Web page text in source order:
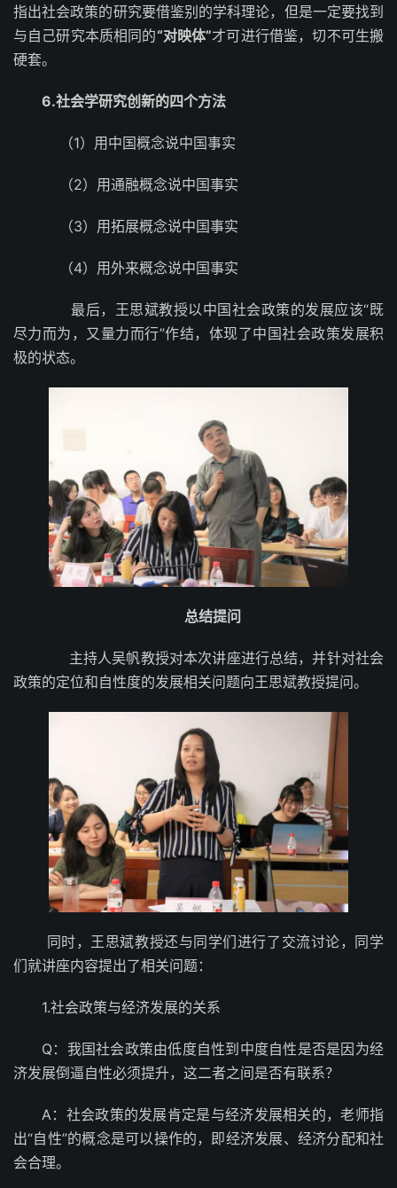
指出社会政策的研究要借鉴别的学科理论，但是一定要找到
与自己研究本质相同的“对映体”才可进行借鉴，切不可生搬
硬套。
6.社会学研究创新的四个方法
（1）用中国概念说中国事实
（2）用通融概念说中国事实
（3）用拓展概念说中国事实
（4）用外来概念说中国事实
最后，王思斌教授以中国社会政策的发展应该“既
尽力而为，又量力而行”作结，体现了中国社会政策发展积
极的状态。
总结提问
主持人吴帆教授对本次讲座进行总结，并针对社会
政策的定位和自性度的发展相关问题向王思斌教授提问。
同时，王思斌教授还与同学们进行了交流讨论，同学
们就讲座内容提出了相关问题：
1.社会政策与经济发展的关系
Q：我国社会政策由低度自性到中度自性是否是因为经
济发展倒逼自性必须提升，这二者之间是否有联系？
A：社会政策的发展肯定是与经济发展相关的，老师指
出“自性”的概念是可以操作的，即经济发展、经济分配和社
会合理。